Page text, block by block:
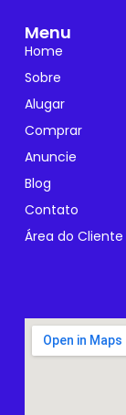
Menu
Home
Sobre
Alugar
Comprar
Anuncie
Blog
Contato
Área do Cliente